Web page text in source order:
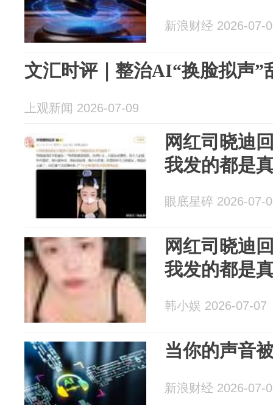
新浪财经 2026-07-
文汇时评｜整治AI“换脸拟声”
上观新闻 2026-07-09
网红司晓迪
我发的都是
眼底星碎 2026-07-
网红司晓迪
我发的都是
韩小娱 2026-07-07
当你的声音
新浪财经 2026-07-